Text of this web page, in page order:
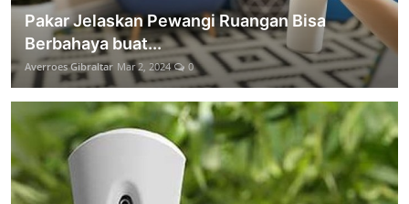
Pakar Jelaskan Pewangi Ruangan Bisa
Berbahaya buat...
Averroes Gibraltar Mar 2, 2024 0